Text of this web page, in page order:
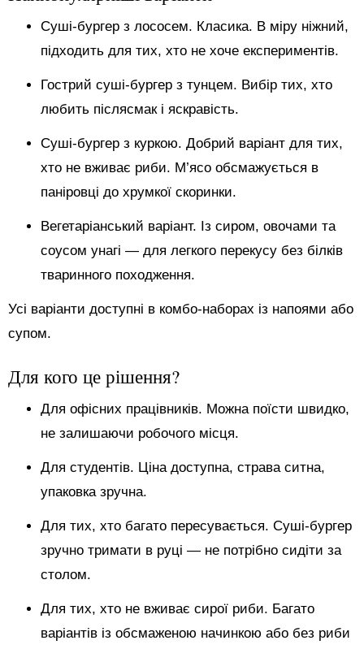
Суші-бургер з лососем. Класика. В міру ніжний,
підходить для тих, хто не хоче експериментів.
Гострий суші-бургер з тунцем. Вибір тих, хто
любить післясмак і яскравість.
Суші-бургер з куркою. Добрий варіант для тих,
хто не вживає риби. М’ясо обсмажується в
паніровці до хрумкої скоринки.
Вегетаріанський варіант. Із сиром, овочами та
соусом унагі — для легкого перекусу без білків
тваринного походження.
Усі варіанти доступні в комбо-наборах із напоями або
супом.
Для кого це рішення?
Для офісних працівників. Можна поїсти швидко,
не залишаючи робочого місця.
Для студентів. Ціна доступна, страва ситна,
упаковка зручна.
Для тих, хто багато пересувається. Суші-бургер
зручно тримати в руці — не потрібно сидіти за
столом.
Для тих, хто не вживає сирої риби. Багато
варіантів із обсмаженою начинкою або без риби